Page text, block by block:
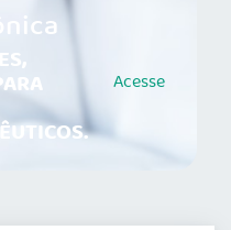
Acesse